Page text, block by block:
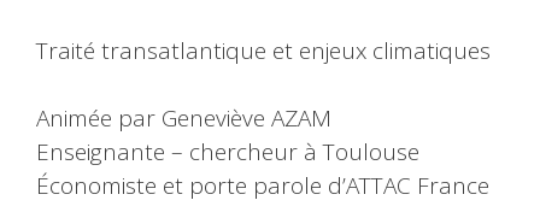
Traité transatlantique et enjeux climatiques
Animée par Geneviève AZAM
Enseignante – chercheur à Toulouse
Économiste et porte parole d’ATTAC France